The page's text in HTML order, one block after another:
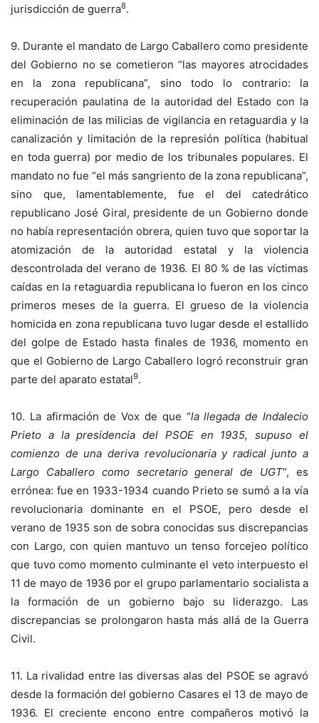
jurisdicción de guerra8.
9. Durante el mandato de Largo Caballero como presidente
del Gobierno no se cometieron “las mayores atrocidades
en la zona republicana”, sino todo lo contrario: la
recuperación paulatina de la autoridad del Estado con la
eliminación de las milicias de vigilancia en retaguardia y la
canalización y limitación de la represión política (habitual
en toda guerra) por medio de los tribunales populares. El
mandato no fue “el más sangriento de la zona republicana”,
sino que, lamentablemente, fue el del catedrático
republicano José Giral, presidente de un Gobierno donde
no había representación obrera, quien tuvo que soportar la
atomización de la autoridad estatal y la violencia
descontrolada del verano de 1936. El 80 % de las víctimas
caídas en la retaguardia republicana lo fueron en los cinco
primeros meses de la guerra. El grueso de la violencia
homicida en zona republicana tuvo lugar desde el estallido
del golpe de Estado hasta finales de 1936, momento en
que el Gobierno de Largo Caballero logró reconstruir gran
parte del aparato estatal9.
10. La afirmación de Vox de que “la llegada de Indalecio
Prieto a la presidencia del PSOE en 1935, supuso el
comienzo de una deriva revolucionaria y radical junto a
Largo Caballero como secretario general de UGT”, es
errónea: fue en 1933-1934 cuando Prieto se sumó a la vía
revolucionaria dominante en el PSOE, pero desde el
verano de 1935 son de sobra conocidas sus discrepancias
con Largo, con quien mantuvo un tenso forcejeo político
que tuvo como momento culminante el veto interpuesto el
11 de mayo de 1936 por el grupo parlamentario socialista a
la formación de un gobierno bajo su liderazgo. Las
discrepancias se prolongaron hasta más allá de la Guerra
Civil.
11. La rivalidad entre las diversas alas del PSOE se agravó
desde la formación del gobierno Casares el 13 de mayo de
1936. El creciente encono entre compañeros motivó la